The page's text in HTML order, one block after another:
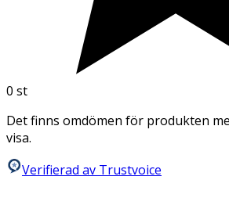
0 st
Det finns omdömen för produkten
visa.
Verifierad av Trustvoice